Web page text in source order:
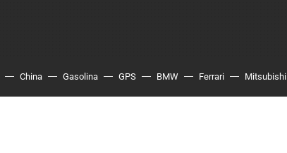
China Gasolina GPS BMW Ferrari Mitsubishi